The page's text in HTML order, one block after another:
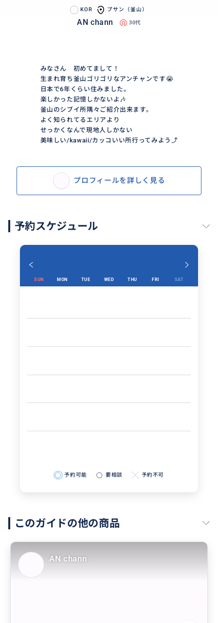
KOR プサン（釜山）
AN chann 30代
みなさん 初めてまして！
生まれ育ち釜山ゴリゴリなアンチャンです😭
日本で6年くらい住みました。
楽しかった記憶しかないよ🎶
釜山のシブイ所隅々ご紹介出来ます。
よく知られてるエリアより
せっかくなんで現地人しかない
美味しい/kawaii/カッコいい所行ってみよう⤴️
プロフィールを詳しく見る
予約スケジュール
SUN MON TUE WED THU FRI SAT
予約可能 要相談 予約不可
このガイドの他の商品
AN chann